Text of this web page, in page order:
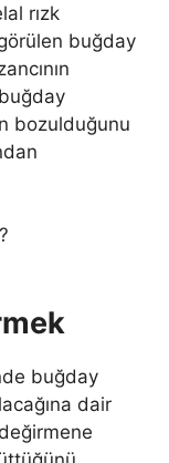
rızk
buğday
bozulduğunu
buğday
dair